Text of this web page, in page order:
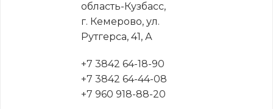
область-Кузбасс,
г. Кемерово, ул.
Рутгерса, 41, А
+7 3842 64-18-90
+7 3842 64-44-08
+7 960 918-88-20